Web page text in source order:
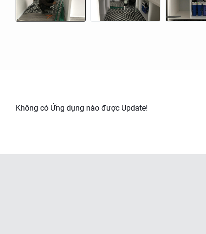
Không có Ứng dụng nào được Update!